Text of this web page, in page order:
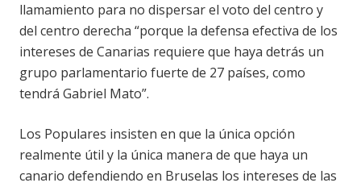
llamamiento para no dispersar el voto del centro y
del centro derecha “porque la defensa efectiva de los
intereses de Canarias requiere que haya detrás un
grupo parlamentario fuerte de 27 países, como
tendrá Gabriel Mato”.
Los Populares insisten en que la única opción
realmente útil y la única manera de que haya un
canario defendiendo en Bruselas los intereses de las